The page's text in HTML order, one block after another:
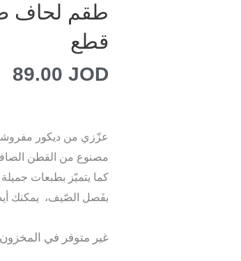
قطع
89.00JOD
عزّزي من ديكور
مصنوع من القطن الصافي ( قطن %100) عالي الجودة
كما يتميّز بطبعات
بفَصل الصّيف، يمكنك
غير متوفر في المخزون